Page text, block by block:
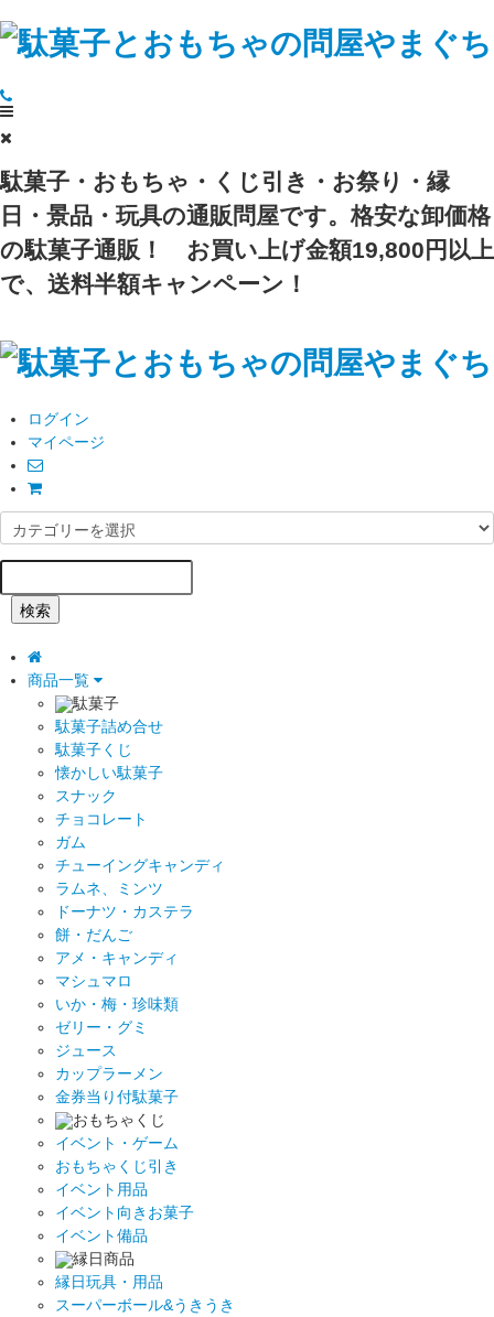
駄菓子・おもちゃ・くじ引き・お祭り・縁
日・景品・玩具の通販問屋です。格安な卸価格
の駄菓子通販！
お買い上げ金額19,800円以上
で、送料半額キャンペーン！
ログイン
マイページ
検索
商品一覧
駄菓子
駄菓子詰め合せ
駄菓子くじ
懐かしい駄菓子
スナック
チョコレート
ガム
チューイングキャンディ
ラムネ、ミンツ
ドーナツ・カステラ
餅・だんご
アメ・キャンディ
マシュマロ
いか・梅・珍味類
ゼリー・グミ
ジュース
カップラーメン
金券当り付駄菓子
おもちゃくじ
イベント・ゲーム
おもちゃくじ引き
イベント用品
イベント向きお菓子
イベント備品
縁日商品
縁日玩具・用品
スーパーボール&うきうき